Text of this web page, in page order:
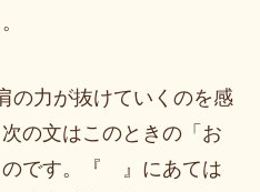
力が抜けていくのを感
の文はこのときの「お
のです。『 』にあては